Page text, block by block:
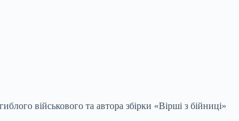
військового та автора збірки «Вірші з бійниці»